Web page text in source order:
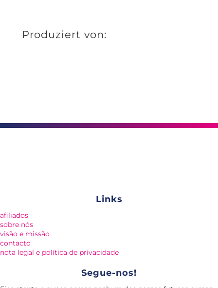
Produziert von:
Links
afiliados
sobre nós
visão e missão
contacto
nota legal e política de privacidade
Segue-nos!